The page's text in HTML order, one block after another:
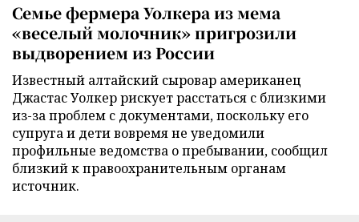
Семье фермера Уолкера из мема
«веселый молочник» пригрозили
выдворением из России
Известный алтайский сыровар американец
Джастас Уолкер рискует расстаться с близкими
из-за проблем с документами, поскольку его
супруга и дети вовремя не уведомили
профильные ведомства о пребывании, сообщил
близкий к правоохранительным органам
источник.